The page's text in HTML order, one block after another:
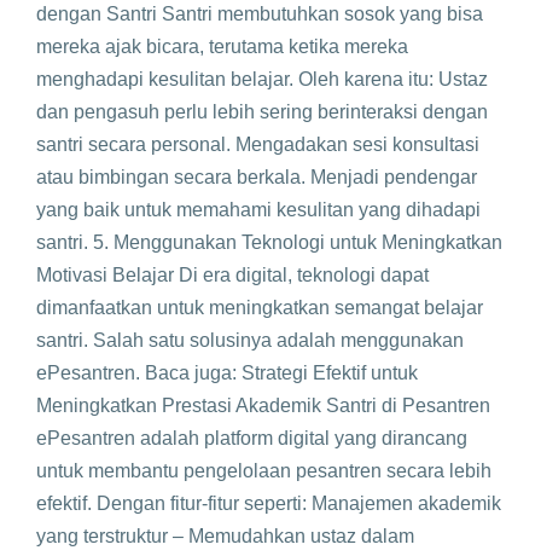
dengan Santri Santri membutuhkan sosok yang bisa
mereka ajak bicara, terutama ketika mereka
menghadapi kesulitan belajar. Oleh karena itu: Ustaz
dan pengasuh perlu lebih sering berinteraksi dengan
santri secara personal. Mengadakan sesi konsultasi
atau bimbingan secara berkala. Menjadi pendengar
yang baik untuk memahami kesulitan yang dihadapi
santri. 5. Menggunakan Teknologi untuk Meningkatkan
Motivasi Belajar Di era digital, teknologi dapat
dimanfaatkan untuk meningkatkan semangat belajar
santri. Salah satu solusinya adalah menggunakan
ePesantren. Baca juga: Strategi Efektif untuk
Meningkatkan Prestasi Akademik Santri di Pesantren
ePesantren adalah platform digital yang dirancang
untuk membantu pengelolaan pesantren secara lebih
efektif. Dengan fitur-fitur seperti: Manajemen akademik
yang terstruktur – Memudahkan ustaz dalam